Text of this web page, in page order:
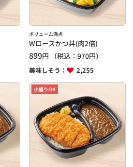
ボリューム満点
Wロースかつ丼(肉2倍)
899円 （税込：970円）
美味しそう： 2,255
小盛りOK